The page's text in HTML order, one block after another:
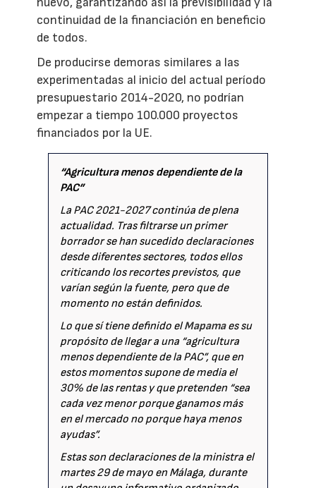
continuidad de la financiación en beneficio
de todos.
De producirse demoras similares a las
experimentadas al inicio del actual período
presupuestario 2014-2020, no podrían
empezar a tiempo 100.000 proyectos
financiados por la UE.
“Agricultura menos dependiente de la
PAC”
La PAC 2021-2027 continúa de plena
actualidad. Tras filtrarse un primer
borrador se han sucedido declaraciones
desde diferentes sectores, todos ellos
criticando los recortes previstos, que
varían según la fuente, pero que de
momento no están definidos.
Lo que sí tiene definido elMapamaes su
propósito de llegar a una “agricultura
menos dependiente de la PAC”, que en
estos momentos supone de media el
30% de las rentas y que pretenden “sea
cada vez menor porque ganamos más
en el mercado no porque haya menos
ayudas”.
Estas son declaraciones de la ministra el
martes 29 de mayo en Málaga, durante